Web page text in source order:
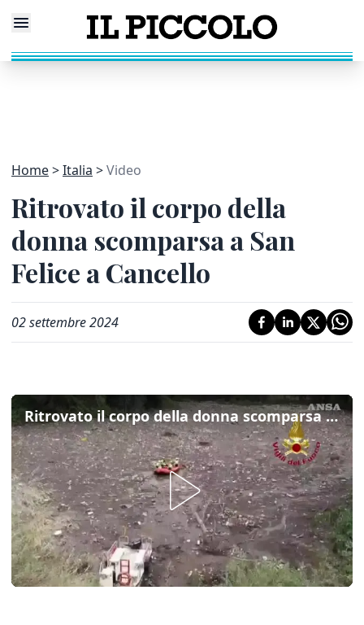
Home Italia Video
Ritrovato il corpo della
donna scomparsa a San
Felice a Cancello
02 settembre 2024
Ritrovato il corpo della donna scomparsa a San Felice a Cancello